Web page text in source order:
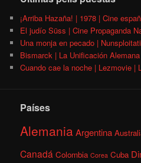
¡Arriba Hazaña! | 1978 | Cine
El judío Süss | Cine Propaganda
Una monja en pecado |
Bismarck | La Unificación
Cuando cae la noche | Lezmovie |
Países
AlemaniaArgentina
Canadá Colombia Corea Cuba